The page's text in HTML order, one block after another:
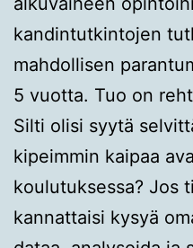
kandintutkintojen
mahdollisen
5 vuotta. Tuo on
Silti olisi syytä
kipeimmin kaipaa
koulutuksessa? Jos
kannattaisi kysyä